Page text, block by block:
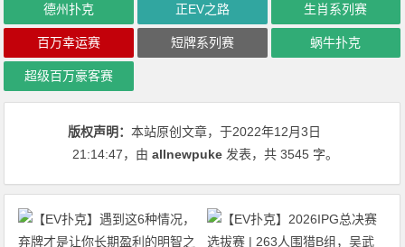
德州扑克 正EV之路 生肖系列赛
百万幸运赛 短牌系列赛 蜗牛扑克
超级百万豪客赛
版权声明：本站原创文章，于2022年12月3日
21:14:47，由allnewpuke 发表，共 3545 字。